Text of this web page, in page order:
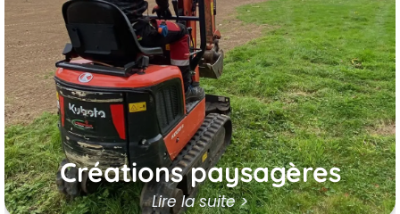
Créations paysagères
Lire la suite >
et de massifs à l’engazonnement, en
passant par la pose de clôtures et
d’allées. Chaque projet est conçu pour
s’intégrer harmonieusement à votre
environnement.
En savoir plus